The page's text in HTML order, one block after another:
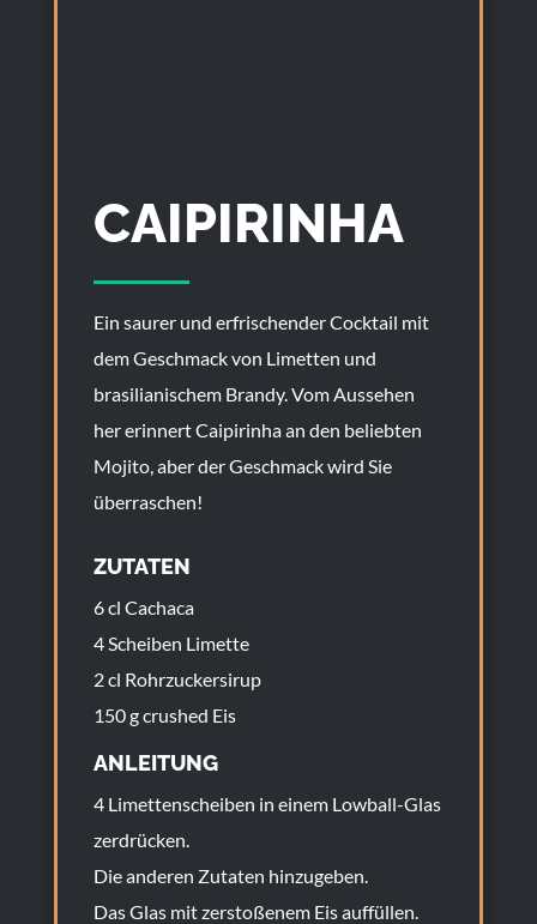
CAIPIRINHA
Ein saurer und erfrischender Cocktail mit
dem Geschmack von Limetten und
brasilianischem Brandy. Vom Aussehen
her erinnert Caipirinha an den beliebten
Mojito, aber der Geschmack wird Sie
überraschen!
ZUTATEN
6 cl Cachaca
4 Scheiben Limette
2 cl Rohrzuckersirup
150 g crushed Eis
ANLEITUNG
4 Limettenscheiben in einem Lowball-Glas
zerdrücken.
Die anderen Zutaten hinzugeben.
Das Glas mit zerstoßenem Eis auffüllen.